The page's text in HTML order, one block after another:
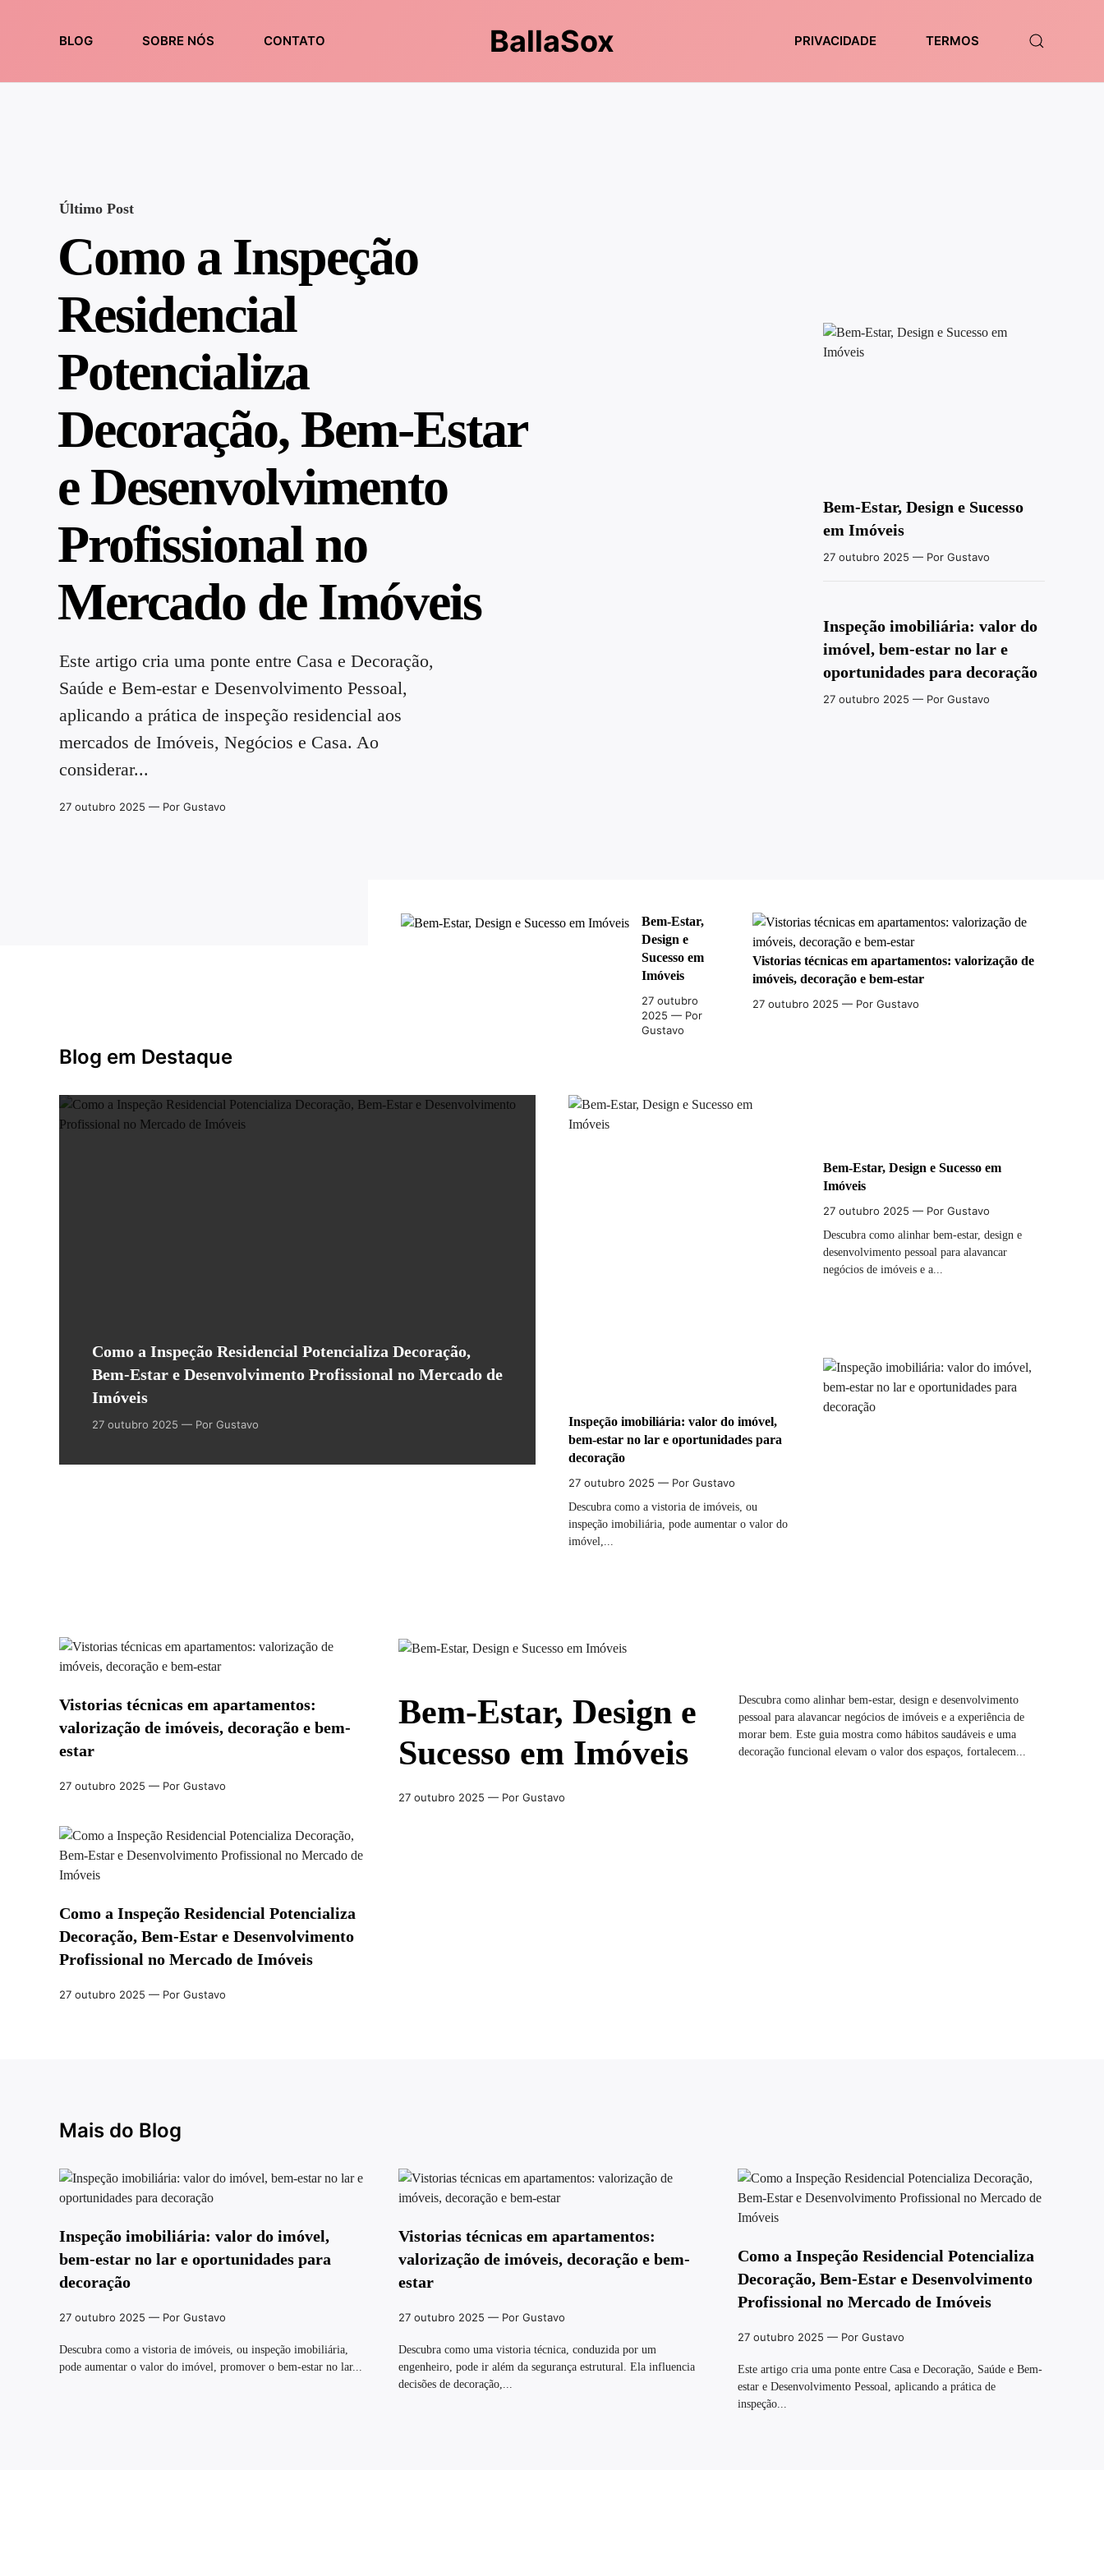
BLOG SOBRE NÓS CONTATO BallaSox PRIVACIDADE TERMOS
Último Post
Como a Inspeção
Residencial
Potencializa
Decoração, Bem-Estar
e Desenvolvimento
Profissional no
Mercado de Imóveis
Este artigo cria uma ponte entre Casa e Decoração,
Saúde e Bem-estar e Desenvolvimento Pessoal,
aplicando a prática de inspeção residencial aos
mercados de Imóveis, Negócios e Casa. Ao
considerar...
27 outubro 2025 — Por Gustavo
Bem-Estar, Design e Sucesso
em Imóveis
27 outubro 2025 — Por Gustavo
Inspeção imobiliária: valor do
imóvel, bem-estar no lar e
oportunidades para decoração
27 outubro 2025 — Por Gustavo
Bem-Estar,
Design e
Sucesso em
Imóveis
27 outubro
2025 — Por
Gustavo
Vistorias técnicas em apartamentos: valorização de
imóveis, decoração e bem-estar
27 outubro 2025 — Por Gustavo
Blog em Destaque
Como a Inspeção Residencial Potencializa Decoração,
Bem-Estar e Desenvolvimento Profissional no Mercado de
Imóveis
27 outubro 2025 — Por Gustavo
Bem-Estar, Design e Sucesso em
Imóveis
27 outubro 2025 — Por Gustavo
Descubra como alinhar bem-estar, design e
desenvolvimento pessoal para alavancar
negócios de imóveis e a...
Inspeção imobiliária: valor do imóvel,
bem-estar no lar e oportunidades para
decoração
27 outubro 2025 — Por Gustavo
Descubra como a vistoria de imóveis, ou
inspeção imobiliária, pode aumentar o valor do
imóvel,...
Vistorias técnicas em apartamentos:
valorização de imóveis, decoração e bem-
estar
27 outubro 2025 — Por Gustavo
Como a Inspeção Residencial Potencializa
Decoração, Bem-Estar e Desenvolvimento
Profissional no Mercado de Imóveis
27 outubro 2025 — Por Gustavo
Bem-Estar, Design e
Sucesso em Imóveis
27 outubro 2025 — Por Gustavo
Descubra como alinhar bem-estar, design e desenvolvimento
pessoal para alavancar negócios de imóveis e a experiência de
morar bem. Este guia mostra como hábitos saudáveis e uma
decoração funcional elevam o valor dos espaços, fortalecem...
Mais do Blog
Inspeção imobiliária: valor do imóvel,
bem-estar no lar e oportunidades para
decoração
27 outubro 2025 — Por Gustavo
Descubra como a vistoria de imóveis, ou inspeção imobiliária,
pode aumentar o valor do imóvel, promover o bem-estar no lar...
Vistorias técnicas em apartamentos:
valorização de imóveis, decoração e bem-
estar
27 outubro 2025 — Por Gustavo
Descubra como uma vistoria técnica, conduzida por um
engenheiro, pode ir além da segurança estrutural. Ela influencia
decisões de decoração,...
Como a Inspeção Residencial Potencializa
Decoração, Bem-Estar e Desenvolvimento
Profissional no Mercado de Imóveis
27 outubro 2025 — Por Gustavo
Este artigo cria uma ponte entre Casa e Decoração, Saúde e Bem-
estar e Desenvolvimento Pessoal, aplicando a prática de
inspeção...